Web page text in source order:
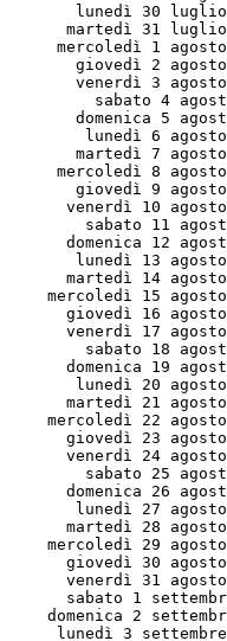
lunedì 30
martedì 31
mercoledì 1
giovedì 2
venerdì 3
sabato 4
domenica 5
lunedì 6
martedì 7
mercoledì 8
giovedì 9
venerdì 10
sabato 11
domenica 12
lunedì 13
martedì 14
mercoledì 15
giovedì 16
venerdì 17
sabato 18
domenica 19
lunedì 20
martedì 21
mercoledì 22
giovedì 23
venerdì 24
sabato 25
domenica 26
lunedì 27
martedì 28
mercoledì 29
giovedì 30
venerdì 31
sabato 1
domenica 2
lunedì 3